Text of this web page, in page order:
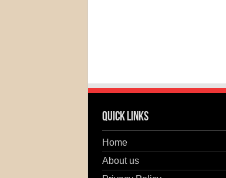
Quick Links
Home
About us